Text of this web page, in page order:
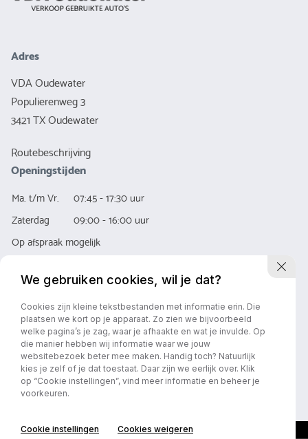
Adres
VDA Oudewater
Populierenweg 3
3421 TX Oudewater
Routebeschrijving
Openingstijden
Ma. t/m Vr.
07:45 - 17:30 uur
Zaterdag
09:00 - 16:00 uur
Op afspraak mogelijk
Privacy policy Algemene Voorwaarde
We gebruiken cookies, wil je dat?
Cookies zijn kleine tekstbestanden met informatie erin. Die
plaatsen we kort op je apparaat. Zo zien we bijvoorbeeld
welke pagina’s je zag, waar je afhaakte en wat je invulde. Op
die manier hebben wij informatie waar we jouw
websitebezoek beter mee maken. Handig toch? Natuurlijk
kies je zelf of je dat toestaat. Daar zijn we eerlijk over. Klik
op “Cookie instellingen”, vind meer informatie en beheer je
voorkeuren.
Cookie instellingen Cookies weigeren